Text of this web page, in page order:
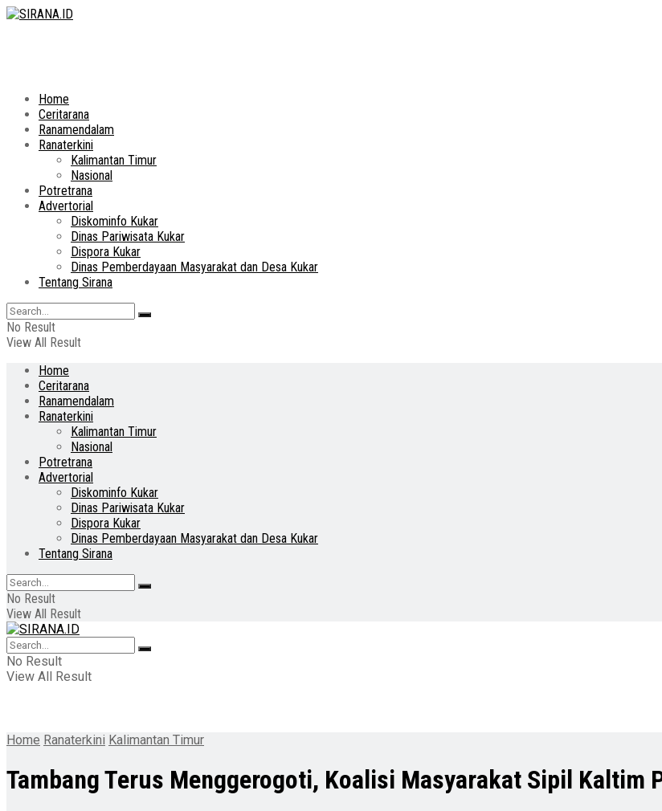
Home
Ceritarana
Ranamendalam
Ranaterkini
Kalimantan Timur
Nasional
Potretrana
Advertorial
Diskominfo Kukar
Dinas Pariwisata Kukar
Dispora Kukar
Dinas Pemberdayaan Masyarakat dan Desa Kukar
Tentang Sirana
No Result
View All Result
Home
Ceritarana
Ranamendalam
Ranaterkini
Kalimantan Timur
Nasional
Potretrana
Advertorial
Diskominfo Kukar
Dinas Pariwisata Kukar
Dispora Kukar
Dinas Pemberdayaan Masyarakat dan Desa Kukar
Tentang Sirana
No Result
View All Result
No Result
View All Result
Home Ranaterkini Kalimantan Timur
Tambang Terus Menggerogoti, Koalisi Masyarakat Sipil Kaltim